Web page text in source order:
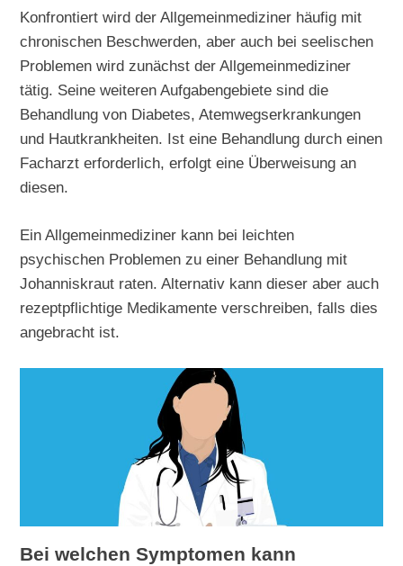
Konfrontiert wird der Allgemeinmediziner häufig mit
chronischen Beschwerden, aber auch bei seelischen
Problemen wird zunächst der Allgemeinmediziner
tätig. Seine weiteren Aufgabengebiete sind die
Behandlung von Diabetes, Atemwegserkrankungen
und Hautkrankheiten. Ist eine Behandlung durch einen
Facharzt erforderlich, erfolgt eine Überweisung an
diesen.
Ein Allgemeinmediziner kann bei leichten
psychischen Problemen zu einer Behandlung mit
Johanniskraut raten. Alternativ kann dieser aber auch
rezeptpflichtige Medikamente verschreiben, falls dies
angebracht ist.
Bei welchen Symptomen kann